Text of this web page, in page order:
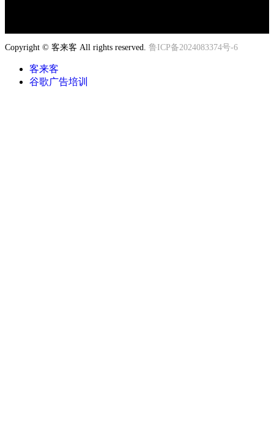
Copyright © 客来客 All rights reserved. 鲁ICP备2024083374号-6
客来客
谷歌广告培训